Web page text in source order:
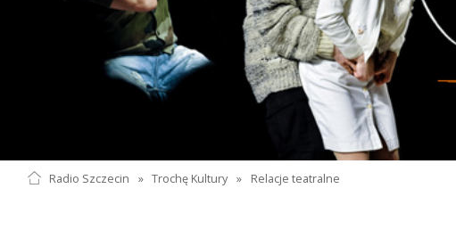
Radio Szczecin » Trochę Kultury » Relacje teatralne